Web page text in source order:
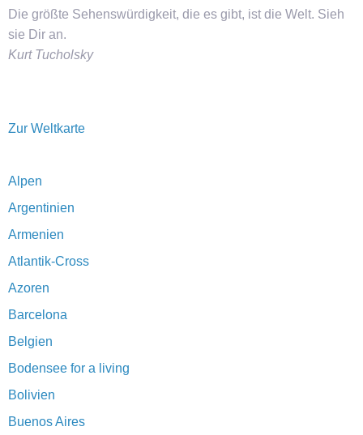
Die größte Sehenswürdigkeit, die es gibt, ist die Welt. Sieh
sie Dir an.
Kurt Tucholsky
Zur Weltkarte
Alpen
Argentinien
Armenien
Atlantik-Cross
Azoren
Barcelona
Belgien
Bodensee for a living
Bolivien
Buenos Aires